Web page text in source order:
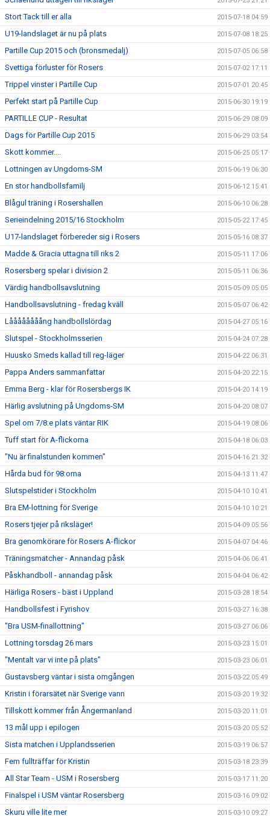
Stort Tack till er alla 2015-07-18 04:59
U19-landslaget är nu på plats 2015-07-08 18:25
Partille Cup 2015 och (bronsmedalj) 2015-07-05 06:58
Svettiga förluster för Rosers 2015-07-02 17:11
Trippel vinster i Partille Cup 2015-07-01 20:45
Perfekt start på Partille Cup 2015-06-30 19:19
PARTILLE CUP - Resultat 2015-06-29 08:09
Dags för Partille Cup 2015 2015-06-29 03:54
Skott kommer.... 2015-06-25 05:17
Lottningen av Ungdoms-SM 2015-06-19 06:30
En stor handbollsfamilj 2015-06-12 15:41
Blågul träning i Rosershallen 2015-06-10 06:28
Serieindelning 2015/16 Stockholm 2015-05-22 17:45
U17-landslaget förbereder sig i Rosers 2015-05-16 08:37
Madde & Gracia uttagna till riks 2 2015-05-11 17:06
Rosersberg spelar i division 2 2015-05-11 06:36
Värdig handbollsavslutning 2015-05-09 05:05
Handbollsavslutning - fredag kväll 2015-05-07 06:42
Låååååååång handbollslördag 2015-04-27 05:16
Slutspel - Stockholmsserien 2015-04-24 07:28
Huusko Smeds kallad till reg-läger 2015-04-22 06:31
Pappa Anders sammanfattar 2015-04-20 22:15
Emma Berg - klar för Rosersbergs IK 2015-04-20 14:19
Härlig avslutning på Ungdoms-SM 2015-04-20 08:07
Spel om 7/8:e plats väntar RIK 2015-04-19 08:06
Tuff start för A-flickorna 2015-04-18 06:03
"Nu är finalstunden kommen" 2015-04-16 21:32
Hårda bud för 98:orna 2015-04-13 11:47
Slutspelstider i Stockholm 2015-04-10 10:41
Bra EM-lottning för Sverige 2015-04-10 10:21
Rosers tjejer på riksläger! 2015-04-09 05:56
Bra genomkörare för Rosers A-flickor 2015-04-07 04:46
Träningsmatcher - Annandag påsk 2015-04-06 06:41
Påskhandboll - annandag påsk 2015-04-04 06:42
Härliga Rosers - bäst i Uppland 2015-03-28 18:54
Handbollsfest i Fyrishov 2015-03-27 16:38
"Bra USM-finallottning" 2015-03-27 06:06
Lottning torsdag 26 mars 2015-03-23 15:01
"Mentalt var vi inte på plats" 2015-03-23 06:01
Gustavsberg väntar i sista omgången 2015-03-22 05:49
Kristin i förarsätet när Sverige vann 2015-03-20 19:32
Tillskott kommer från Ångermanland 2015-03-20 11:01
13 mål upp i epilogen 2015-03-20 05:52
Sista matchen i Upplandsserien 2015-03-19 06:57
Fem fullträffar för Kristin 2015-03-18 23:39
All Star Team - USM i Rosersberg 2015-03-17 11:20
Finalspel i USM väntar Rosersberg 2015-03-16 09:02
Skuru ville lite mer 2015-03-10 09:27